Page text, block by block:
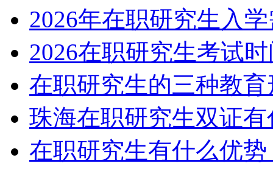
2026年在职研究生入
2026在职研究生考试
在职研究生的三种教
珠海在职研究生双证
在职研究生有什么优势